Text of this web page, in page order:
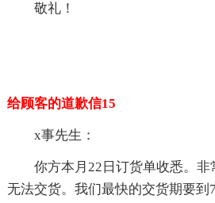
敬礼！
给顾客的道歉信15
x事先生：
你方本月22日订货单收悉。
无法交货。我们最快的交货期要到